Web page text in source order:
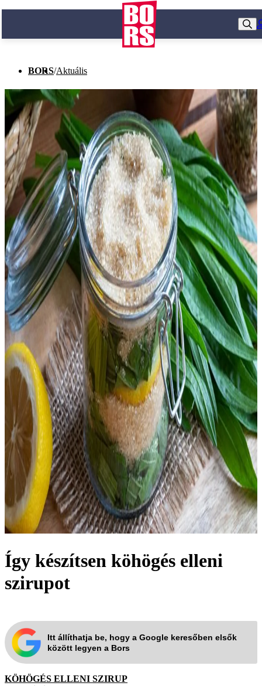
BORS/Aktuális
Így készítsen köhögés elleni
szirupot
Itt állíthatja be, hogy a Google keresőben elsők
között legyen a Bors
KÖHÖGÉS ELLENI SZIRUP